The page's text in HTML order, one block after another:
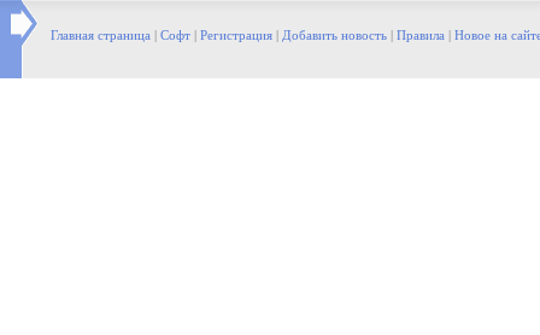
Главная страница | Софт | Регистрация | Добавить новость | Правила | Новое на